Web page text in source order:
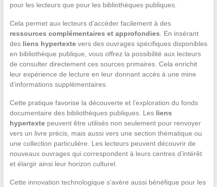
pour les lecteurs que pour les bibliothèques publiques.
Cela permet aux lecteurs d’accéder facilement à des
ressources complémentaires et approfondies . En insérant
des liens hypertextevers des ouvrages spécifiques disponibles
en bibliothèque publique, vous offrez la possibilité aux lecteurs
de consulter directement ces sources primaires. Cela enrichit
leur expérience de lecture en leur donnant accès à une mine
d’informations supplémentaires.
Cette pratique favorise la découverte et l’exploration du fonds
documentaire des bibliothèques publiques. Les liens
hypertextepeuvent être utilisés non seulement pour renvoyer
vers un livre précis, mais aussi vers une section thématique ou
une collection particulière. Les lecteurs peuvent découvrir de
nouveaux ouvrages qui correspondent à leurs centres d’intérêt
et élargir ainsi leur horizon culturel.
Cette innovation technologique s’avère aussi bénéfique pour les